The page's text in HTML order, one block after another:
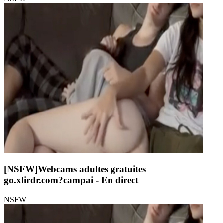
[NSFW]Webcams adultes gratuites
go.xlirdr.com?campai - En direct
NSFW